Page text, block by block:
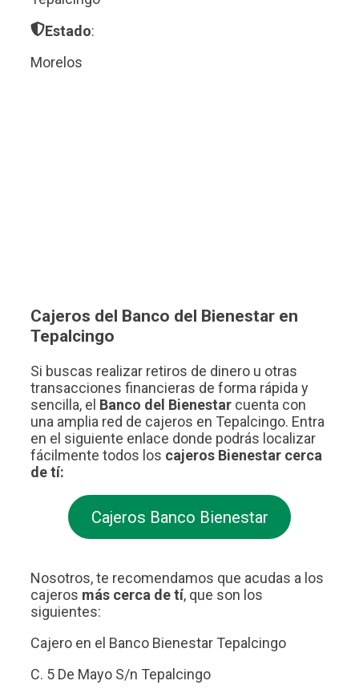
Estado:
Morelos
Cajeros del Banco del Bienestar en
Tepalcingo
Si buscas realizar retiros de dinero u otras
transacciones financieras de forma rápida y
sencilla, el Banco del Bienestar cuenta con
una amplia red de cajeros en Tepalcingo. Entra
en el siguiente enlace donde podrás localizar
fácilmente todos los cajeros Bienestar cerca
de tí:
Cajeros Banco Bienestar
Nosotros, te recomendamos que acudas a los
cajeros más cerca de tí, que son los
siguientes:
Cajero en el Banco Bienestar Tepalcingo
C. 5 De Mayo S/n Tepalcingo